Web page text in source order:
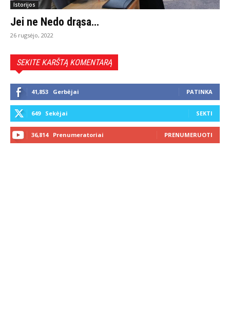
Istorijos
Jei ne Nedo drąsa…
26 rugsėjo, 2022
SEKITE KARŠTĄ KOMENTARĄ
41,853 Gerbėjai PATINKA
649 Sekėjai SEKTI
36,814 Prenumeratoriai PRENUMERUOTI